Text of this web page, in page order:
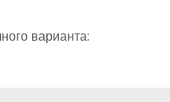
варианта: